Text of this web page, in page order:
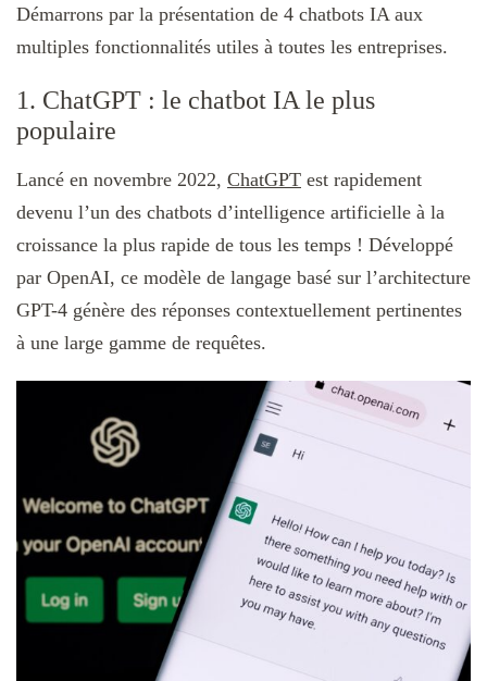
Démarrons par la présentation de 4 chatbots IA aux
multiples fonctionnalités utiles à toutes les entreprises.
1. ChatGPT : le chatbot IA le plus
populaire
Lancé en novembre 2022, ChatGPT est rapidement
devenu l’un des chatbots d’intelligence artificielle à la
croissance la plus rapide de tous les temps ! Développé
par OpenAI, ce modèle de langage basé sur l’architecture
GPT-4 génère des réponses contextuellement pertinentes
à une large gamme de requêtes.